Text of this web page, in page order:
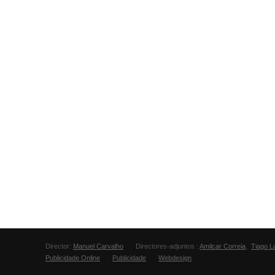
Director: Manuel Carvalho Directores-adjuntos : Amilcar Correia
Tiago
Publicidade Online
Publicidade Webdesign